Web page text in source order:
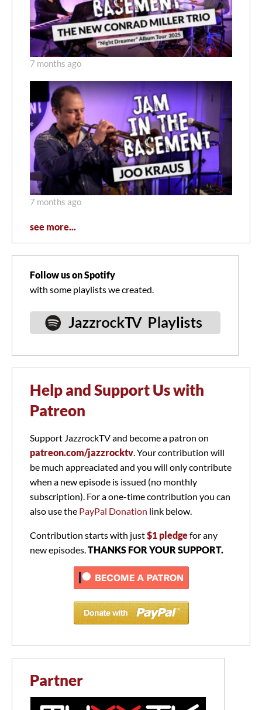
7 months ago
7 months ago
see more...
Follow us on Spotify
with some playlists we created.
Help and Support Us with
Patreon
Support JazzrockTV and become a patron on
patreon.com/jazzrocktv. Your contribution will
be much appreaciated and you will only contribute
when a new episode is issued (no monthly
subscription). For a one-time contribution you can
also use the PayPal Donation link below.
Contribution starts with just$1 pledgefor any
new episodes.THANKS FOR YOUR SUPPORT.
Partner